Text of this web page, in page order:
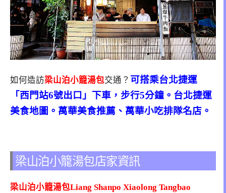
如何造訪梁山泊小籠湯包交通？ 可搭乘台北捷運
「西門站6號出口」下車，步行5分鐘。台北捷運
美食地圖。萬華美食推薦、萬華小吃排隊名店。
梁山泊小籠湯包店家資訊
梁山泊小籠湯包Liang Shanpo Xiaolong Tangbao